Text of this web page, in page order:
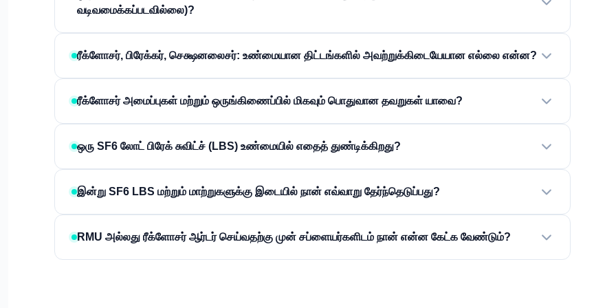
வடிவமைக்கப்படவில்லை)?
ரீக்ளோசர், பிரேக்கர், செக்ஷனலைசர்: உண்மையான திட்டங்களில் அவற்றுக்கிடையேயான எல்லை என்ன?
ரீக்ளோசர் அமைப்புகள் மற்றும் ஒருங்கிணைப்பில் மிகவும் பொதுவான தவறுகள் யாவை?
ஒரு SF6 லோட் பிரேக் சுவிட்ச் (LBS) உண்மையில் எதைத் துண்டிக்கிறது?
இன்று SF6 LBS மற்றும் மாற்றுகளுக்கு இடையில் நான் எவ்வாறு தேர்ந்தெடுப்பது?
RMU அல்லது ரீக்ளோசர் ஆர்டர் செய்வதற்கு முன் சப்ளையர்களிடம் நான் என்ன கேட்க வேண்டும்?